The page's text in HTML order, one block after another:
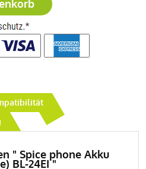
" Spice phone Akku
BL-24EI "